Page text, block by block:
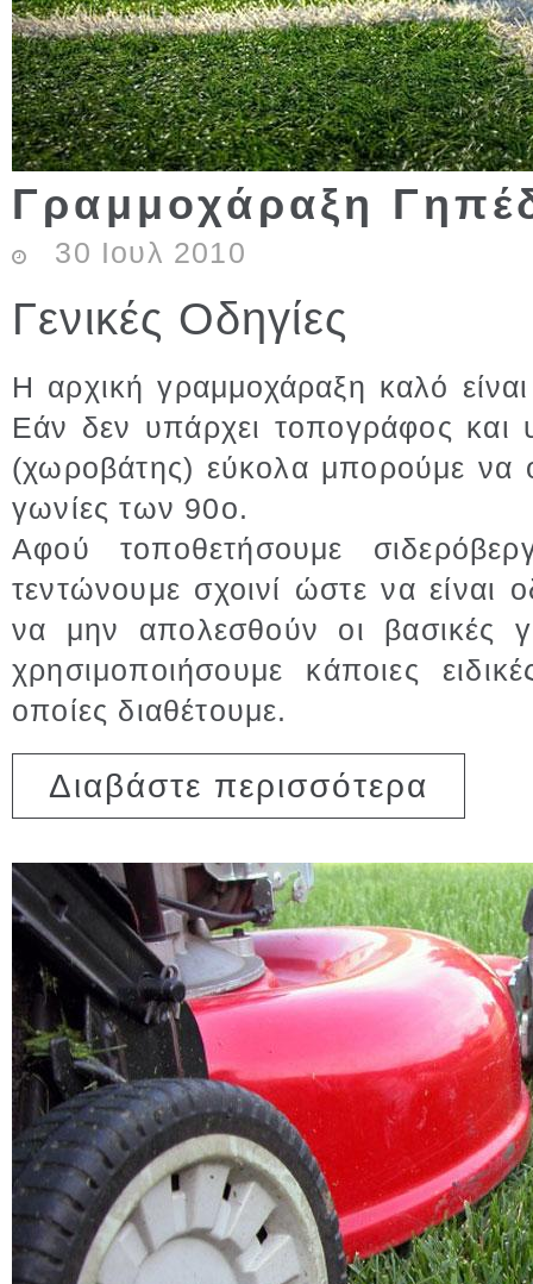
Γραμμοχάραξη
30 Ιουλ 2010
Γενικές Οδηγίες
Η αρχική γραμμοχάραξη καλό
Εάν δεν υπάρχει τοπογράφος και
(χωροβάτης) εύκολα μπορούμε να
γωνίες των 90ο.
Αφού τοποθετήσουμε
τεντώνουμε σχοινί ώστε να είναι
να μην απολεσθούν οι βασικές
χρησιμοποιήσουμε κάποιες
οποίες διαθέτουμε.
Διαβάστε περισσότερα